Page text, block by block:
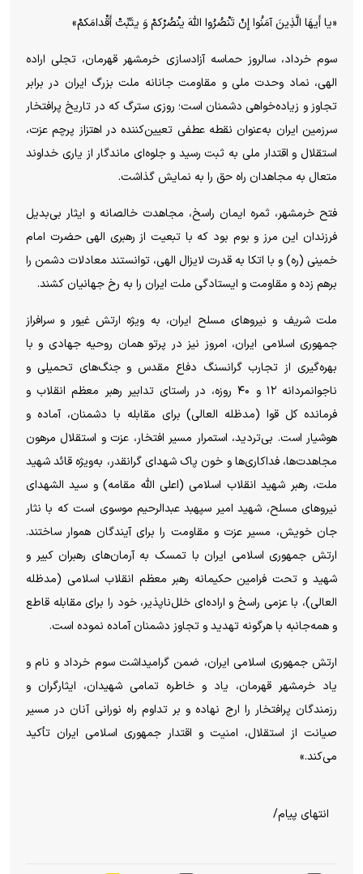
«یا أَیهَا الَّذِینَ آمَنُوا إِنْ تَنْصُرُوا اللَّهَ ینْصُرْکمْ وَ یثَبِّتْ أَقْدامَکمْ»
سوم خرداد، سالروز حماسه آزادسازی خرمشهر قهرمان، تجلی اراده
الهی، نماد وحدت ملی و مقاومت جانانه ملت بزرگ ایران در برابر
تجاوز و زیاده‌خواهی دشمنان است؛ روزی سترگ که در تاریخ پرافتخار
سرزمین ایران به‌عنوان نقطه عطفی تعیین‌کننده در اهتزاز پرچم عزت،
استقلال و اقتدار ملی به ثبت رسید و جلوه‌ای ماندگار از یاری خداوند
متعال به مجاهدان راه حق را به نمایش گذاشت.
فتح خرمشهر، ثمره ایمان راسخ، مجاهدت خالصانه و ایثار بی‌بدیل
فرزندان این مرز و بوم بود که با تبعیت از رهبری الهی حضرت امام
خمینی (ره) و با اتکا به قدرت لایزال الهی، توانستند معادلات دشمن را
برهم زده و مقاومت و ایستادگی ملت ایران را به رخ جهانیان کشند.
ملت شریف و نیرو‌های مسلح ایران، به ویژه ارتش غیور و سرافراز
جمهوری اسلامی ایران، امروز نیز در پرتو همان روحیه جهادی و با
بهره‌گیری از تجارب گرانسنگ دفاع مقدس و جنگ‌های تحمیلی و
ناجوانمردانه ۱۲ و ۴۰ روزه، در راستای تدابیر رهبر معظم انقلاب و
فرمانده کل قوا (مدظله العالی) برای مقابله با دشمنان، آماده و
هوشیار است. بی‌تردید، استمرار مسیر افتخار، عزت و استقلال مرهون
مجاهدت‌ها، فداکاری‌ها و خون پاک شهدای گرانقدر، به‌ویژه قائد شهید
ملت، رهبر شهید انقلاب اسلامی (اعلی الله مقامه) و سید الشهدای
نیرو‌های مسلح، شهید امیر سپهبد عبدالرحیم موسوی است که با نثار
جان خویش، مسیر عزت و مقاومت را برای آیندگان هموار ساختند.
ارتش جمهوری اسلامی ایران با تمسک به آرمان‌های رهبران کبیر و
شهید و تحت فرامین حکیمانه رهبر معظم انقلاب اسلامی (مدظله
العالی)، با عزمی راسخ و اراده‌ای خلل‌ناپذیر، خود را برای مقابله قاطع
و همه‌جانبه با هرگونه تهدید و تجاوز دشمنان آماده نموده است.
ارتش جمهوری اسلامی ایران، ضمن گرامیداشت سوم خرداد و نام و
یاد خرمشهر قهرمان، یاد و خاطره تمامی شهیدان، ایثارگران و
رزمندگان پرافتخار را ارج نهاده و بر تداوم راه نورانی آنان در مسیر
صیانت از استقلال، امنیت و اقتدار جمهوری اسلامی ایران تأکید
می‌کند.»
انتهای پیام/